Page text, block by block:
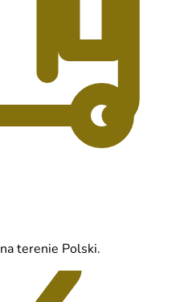
terenie Polski.